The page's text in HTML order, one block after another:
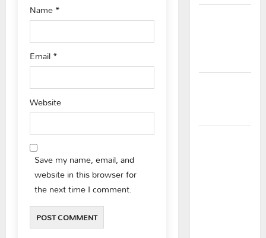
Name*
Email*
Website
Save my name, email, and
website in this browser for
the next time I comment.